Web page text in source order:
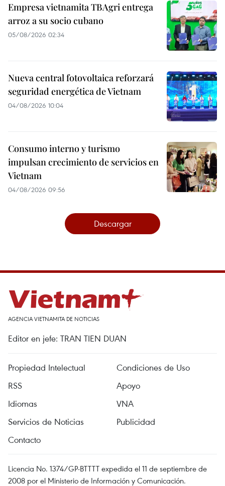
Empresa vietnamita TBAgri entrega
arroz a su socio cubano
05/08/2026 02:34
Nueva central fotovoltaica reforzará
seguridad energética de Vietnam
04/08/2026 10:04
Consumo interno y turismo
impulsan crecimiento de servicios en
Vietnam
04/08/2026 09:56
Descargar
AGENCIA VIETNAMITA DE NOTICIAS
Editor en jefe: TRAN TIEN DUAN
Propiedad Intelectual
Condiciones de Uso
RSS
Apoyo
Idiomas
VNA
Servicios de Noticias
Publicidad
Contacto
Licencia No. 1374/GP-BTTTT expedida el 11 de septiembre de
2008 por el Ministerio de Información y Comunicación.